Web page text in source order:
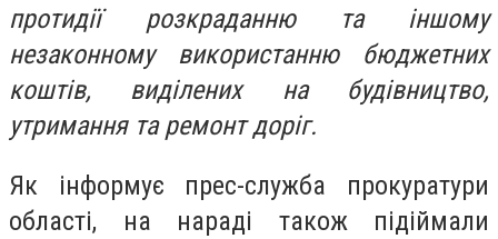
протидії розкраданню та іншому
незаконному використанню бюджетних
коштів, виділених на будівництво,
утримання та ремонт доріг.
Як інформує прес-служба прокуратури
області, на нараді також підіймали